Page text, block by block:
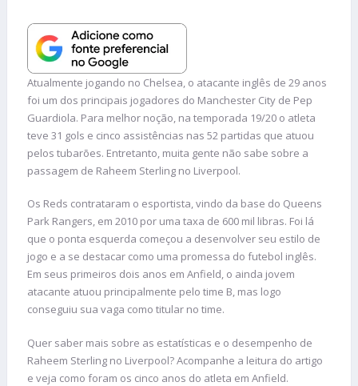
Atualmente jogando no Chelsea, o atacante inglês de 29 anos
foi um dos principais jogadores do Manchester City de Pep
Guardiola. Para melhor noção, na temporada 19/20 o atleta
teve 31 gols e cinco assistências nas 52 partidas que atuou
pelos tubarões. Entretanto, muita gente não sabe sobre a
passagem de Raheem Sterling no Liverpool.
Os Reds contrataram o esportista, vindo da base do Queens
Park Rangers, em 2010 por uma taxa de 600 mil libras. Foi lá
que o ponta esquerda começou a desenvolver seu estilo de
jogo e a se destacar como uma promessa do futebol inglês.
Em seus primeiros dois anos em Anfield, o ainda jovem
atacante atuou principalmente pelo time B, mas logo
conseguiu sua vaga como titular no time.
Quer saber mais sobre as estatísticas e o desempenho de
Raheem Sterling no Liverpool? Acompanhe a leitura do artigo
e veja como foram os cinco anos do atleta em Anfield.